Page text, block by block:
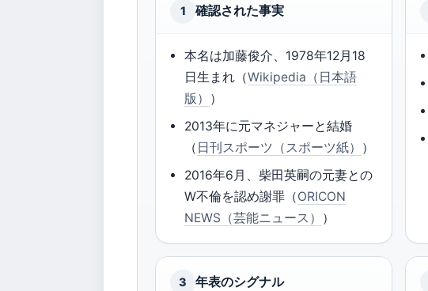
1 確認された事実
本名は加藤俊介、1978年12月18
日生まれ（Wikipedia（日本語
版） ）
2013年に元マネジャーと結婚
（ 日刊スポーツ（スポーツ紙） ）
2016年6月、柴田英嗣の元妻との
W不倫を認め謝罪（ORICON
NEWS（芸能ニュース） ）
3 年表のシグナル